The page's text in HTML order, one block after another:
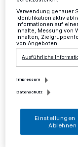
Mettmann·Am
der Recyclinghof
betrieblichen
10.12.2018 , 14:14
Verwendung genauer
Identifikation aktiv
Informationen auf
Inhalte, Messung von
Inhalten,
von Angeboten.
Ausführliche
Impressum
Datenschutz
Einstellungen
Ablehnen